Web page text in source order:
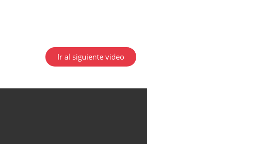
Ir al siguiente video